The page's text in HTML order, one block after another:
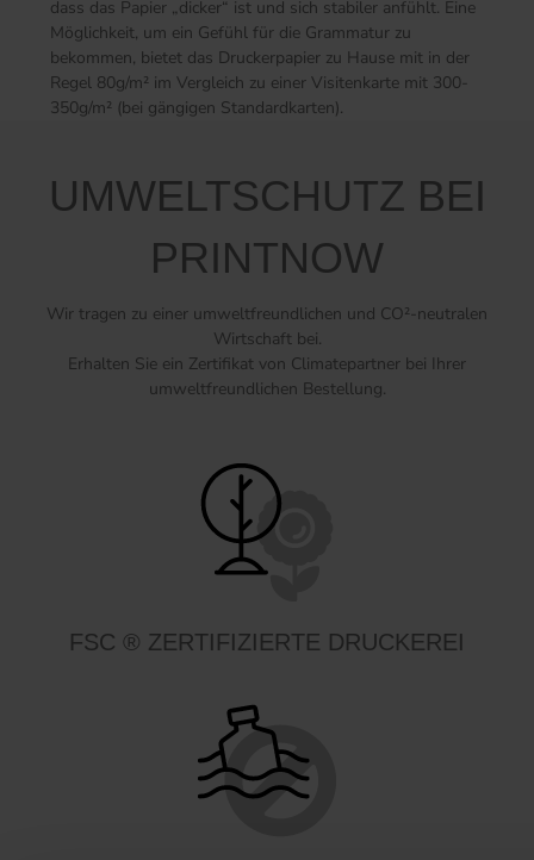
dass das Papier „dicker“ ist und sich stabiler anfühlt. Eine
Möglichkeit, um ein Gefühl für die Grammatur zu
bekommen, bietet das Druckerpapier zu Hause mit in der
Regel 80g/m² im Vergleich zu einer Visitenkarte mit 300-
350g/m² (bei gängigen Standardkarten).
UMWELTSCHUTZ BEI
PRINTNOW
Wir tragen zu einer umweltfreundlichen und CO²-neutralen
Wirtschaft bei.
Erhalten Sie ein Zertifikat von Climatepartner bei Ihrer
umweltfreundlichen Bestellung.
FSC ® ZERTIFIZIERTE DRUCKEREI